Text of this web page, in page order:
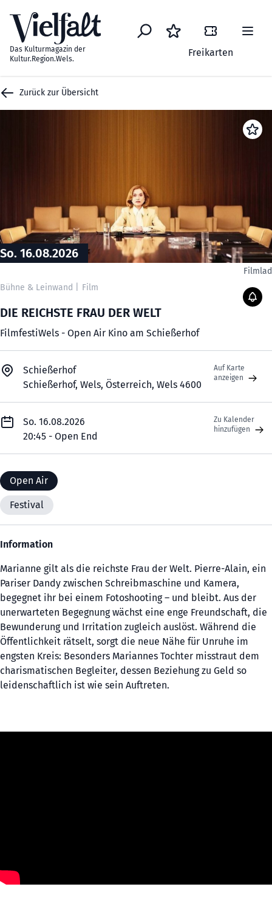
Das Kulturmagazin der
Kultur.Region.Wels.
Freikarten
Zurück zur Übersicht
So. 16.08.2026
Bühne & Leinwand
Film
DIE REICHSTE FRAU DER WELT
FilmfestiWels - Open Air Kino am Schießerhof
Schießerhof
Schießerhof, Wels, Österreich, Wels 4600
Auf Karte
anzeigen
So. 16.08.2026
20:45 - Open End
Zu Kalender
hinzufügen
Open Air
Festival
Information
Marianne gilt als die reichste Frau der Welt. Pierre-Alain, ein
Pariser Dandy zwischen Schreibmaschine und Kamera,
begegnet ihr bei einem Fotoshooting – und bleibt. Aus der
unerwarteten Begegnung wächst eine enge Freundschaft, die
Bewunderung und Irritation zugleich auslöst. Während die
Öffentlichkeit rätselt, sorgt die neue Nähe für Unruhe im
engsten Kreis: Besonders Mariannes Tochter misstraut dem
charismatischen Begleiter, dessen Beziehung zu Geld so
leidenschaftlich ist wie sein Auftreten.